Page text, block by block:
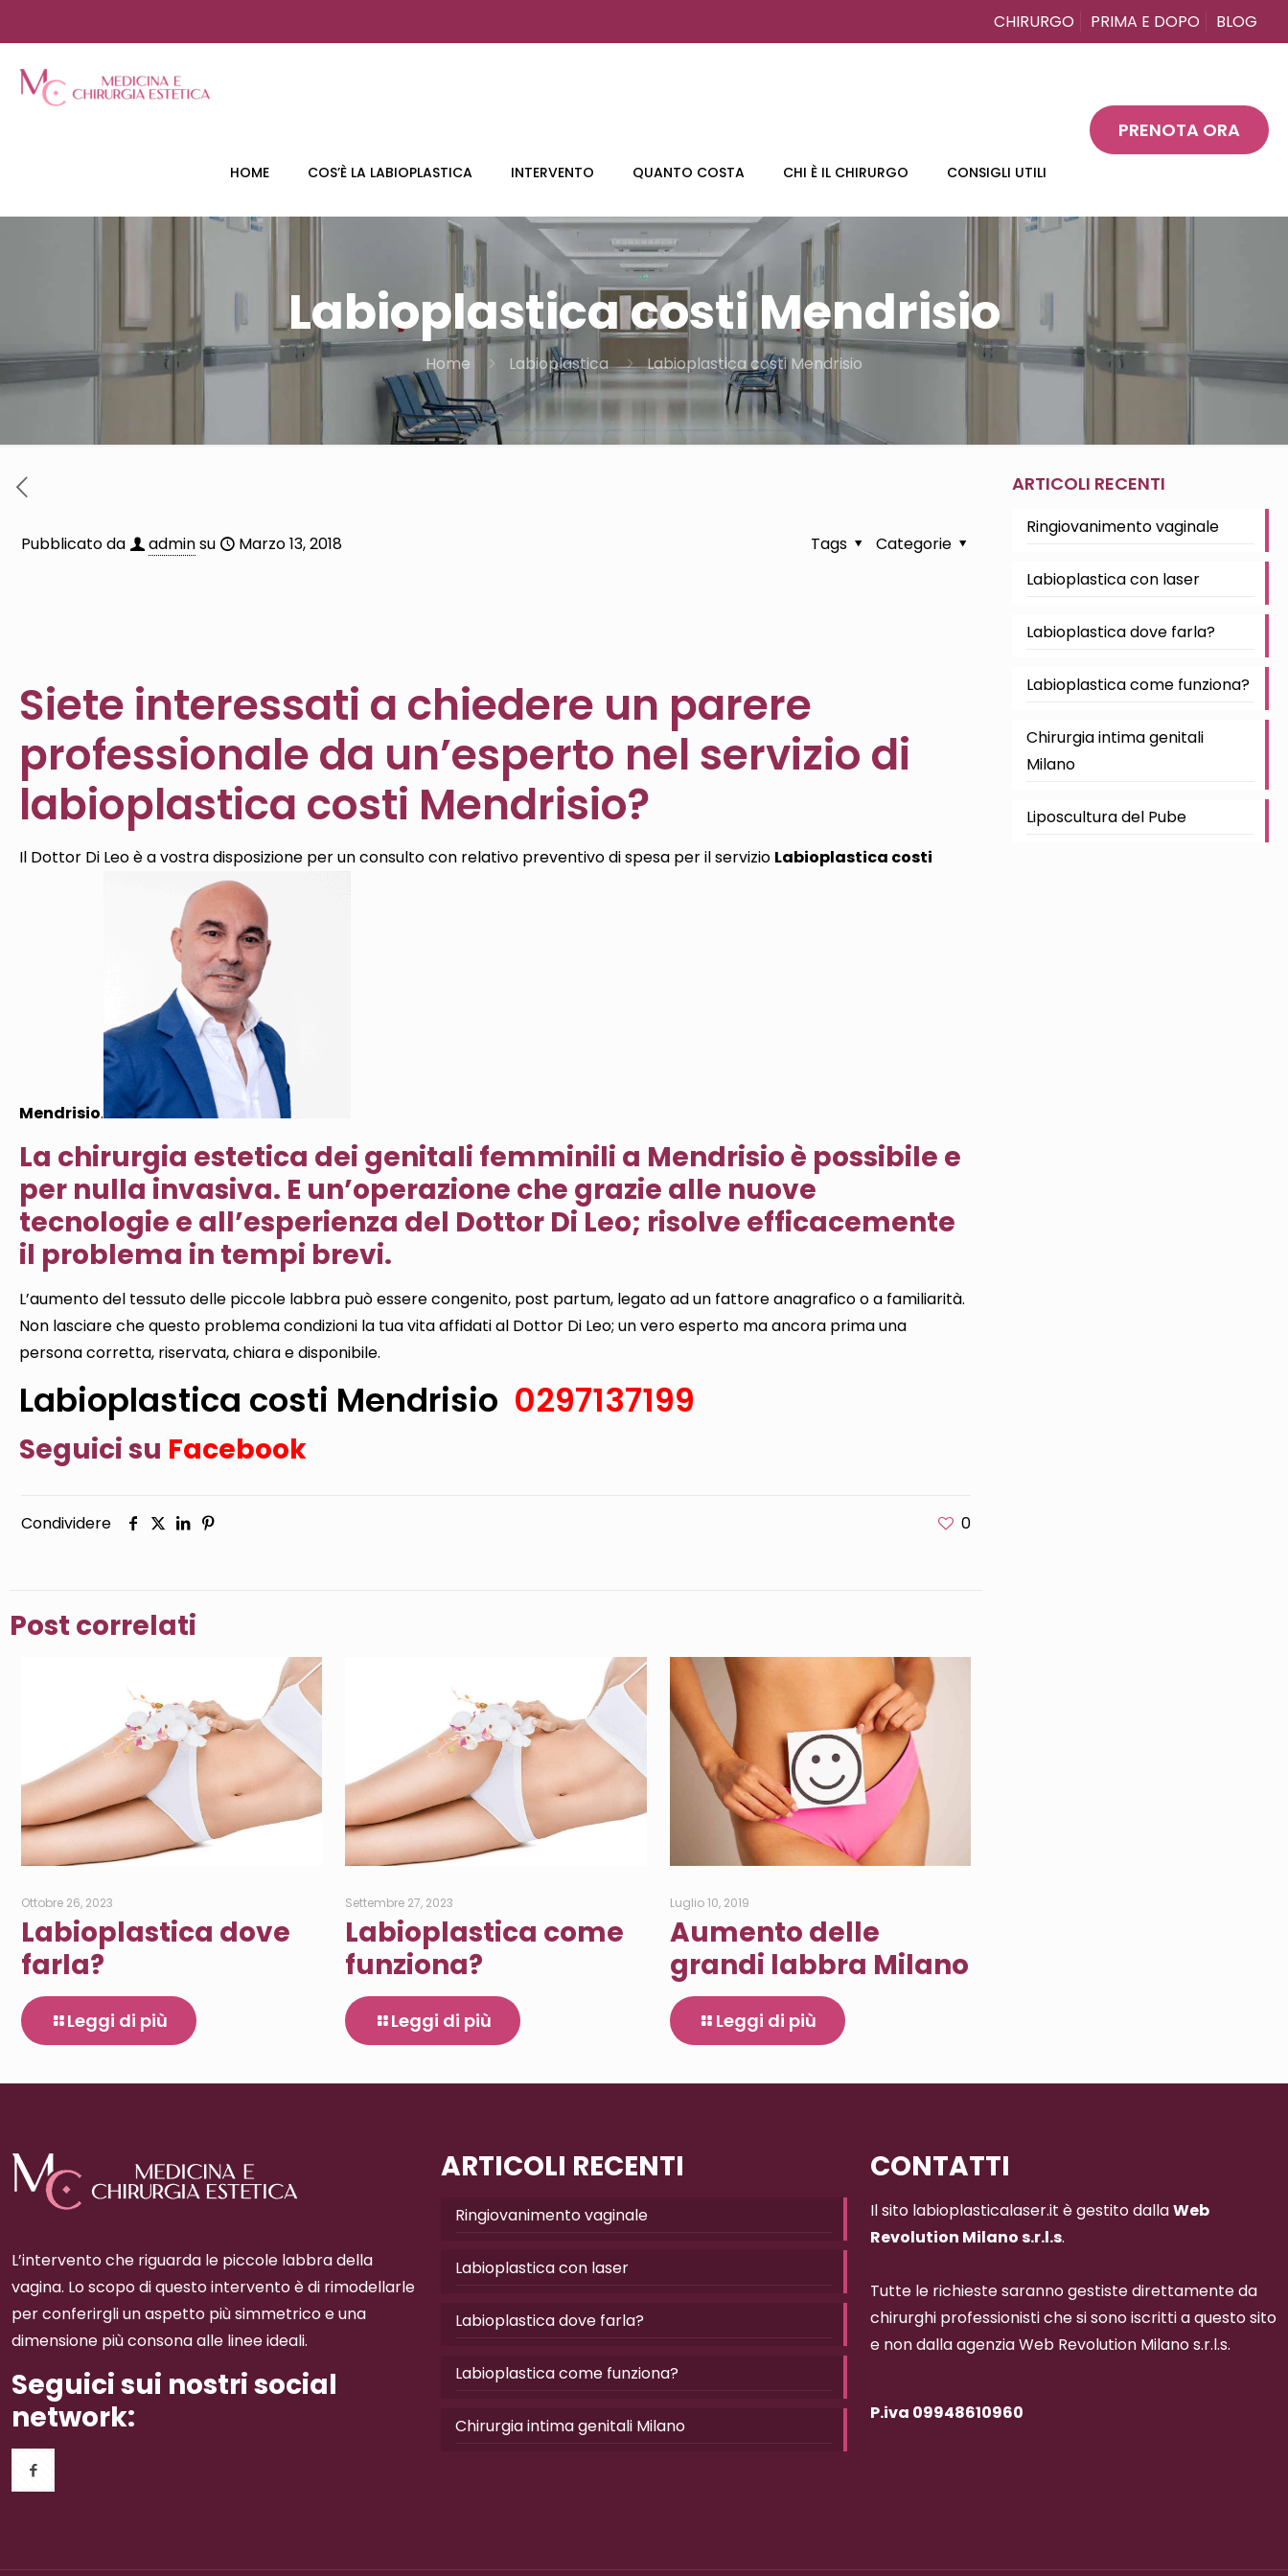
CHIRURGO PRIMA E DOPO BLOG
HOME COS’È LA LABIOPLASTICA INTERVENTO QUANTO COSTA CHI È IL CHIRURGO CONSIGLI UTILI
PRENOTA ORA
Labioplastica costi Mendrisio
Home Labioplastica Labioplastica costi Mendrisio
Pubblicato da adminsu Marzo 13, 2018 Categorie
Tags
Siete interessati a chiedere un parere
professionale da un’esperto nel servizio di
labioplastica costi Mendrisio?
Il Dottor Di Leo è a vostra disposizione per un consulto con relativo preventivo di spesa per il servizio Labioplastica costi
Mendrisio.
La chirurgia estetica dei genitali femminili a Mendrisio è possibile e
per nulla invasiva. E un’operazione che grazie alle nuove
tecnologie e all’esperienza del Dottor Di Leo; risolve efficacemente
il problema in tempi brevi.
L’aumento del tessuto delle piccole labbra può essere congenito, post partum, legato ad un fattore anagrafico o a familiarità.
Non lasciare che questo problema condizioni la tua vita affidati al Dottor Di Leo; un vero esperto ma ancora prima una
persona corretta, riservata, chiara e disponibile.
Labioplastica costi Mendrisio 0297137199
Seguici su Facebook
Condividere 0
Post correlati
Ottobre 26, 2023
Labioplastica dove
farla?
Leggi di più
Settembre 27, 2023
Labioplastica come
funziona?
Leggi di più
Luglio 10, 2019
Aumento delle
grandi labbra Milano
Leggi di più
ARTICOLI RECENTI
Ringiovanimento vaginale
Labioplastica con laser
Labioplastica dove farla?
Labioplastica come funziona?
Chirurgia intima genitali
Milano
Liposcultura del Pube
L’intervento che riguarda le piccole labbra della
vagina. Lo scopo di questo intervento è di rimodellarle
per conferirgli un aspetto più simmetrico e una
dimensione più consona alle linee ideali.
Seguici sui nostri social
network:
ARTICOLI RECENTI
Ringiovanimento vaginale
Labioplastica con laser
Labioplastica dove farla?
Labioplastica come funziona?
Chirurgia intima genitali Milano
CONTATTI
Il sito labioplasticalaser.it è gestito dallaWeb
Revolution Milano s.r.l.s.
Tutte le richieste saranno gestiste direttamente da
chirurghi professionisti che si sono iscritti a questo sito
e non dalla agenzia Web Revolution Milano s.r.l.s.
P.iva 09948610960